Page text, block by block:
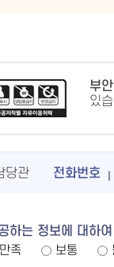
부
있
당관 전화번호
하는 정보에 대하
만족 보통